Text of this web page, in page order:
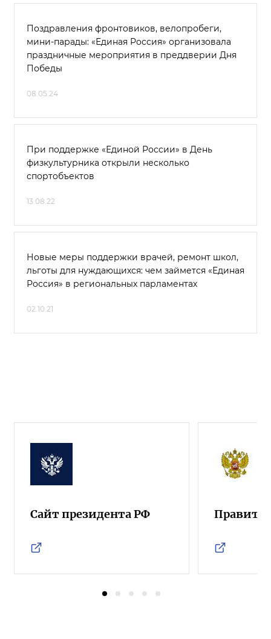
Поздравления фронтовиков, велопробеги,
мини-парады: «Единая Россия» организовала
праздничные мероприятия в преддверии Дня
Победы
08.05.24
При поддержке «Единой России» в День
физкультурника открыли несколько
спортобъектов
13.08.22
Новые меры поддержки врачей, ремонт школ,
льготы для нуждающихся: чем займется «Единая
Россия» в региональных парламентах
02.10.21
Сайт президента РФ